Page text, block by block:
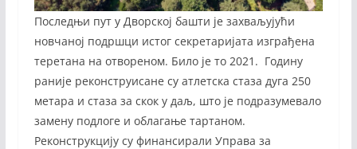
Последњи пут у Дворској башти је захваљујући
новчаној подршци истог секретаријата изграђена
теретана на отвореном. Било је то 2021. Годину
раније реконструисане су атлетска стаза дуга 250
метара и стаза за скок у даљ, што је подразумевало
замену подлоге и облагање тартаном.
Реконструкцију су финансирали Управа за